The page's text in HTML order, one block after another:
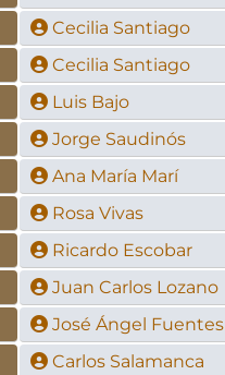
Cecilia Santiago
Cecilia Santiago
Luis Bajo
Jorge Saudinós
Ana María Marí
Rosa Vivas
Ricardo Escobar
Juan Carlos Lozano
José Ángel Fuentes
Carlos Salamanca